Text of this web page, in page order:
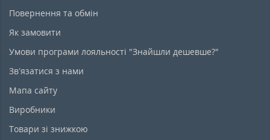
Повернення та обмін
Як замовити
Умови програми лояльності "Знайшли дешевше?"
Зв’язатися з нами
Мапа сайту
Виробники
Товари зі знижкою